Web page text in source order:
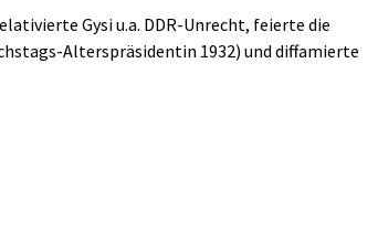
Gysi u.a. DDR-Unrecht, feierte die
Alterspräsidentin 1932) und diffamierte